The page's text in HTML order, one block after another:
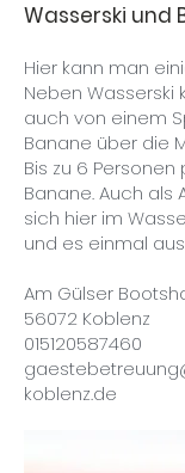
Wasserski und
Hier kann man
Neben Wasserski
auch von einem
Banane über die
Bis zu 6
Banane. Auch als
sich hier im
und es einmal
Am Gülser
56072 Koblenz
015120587460
koblenz.de